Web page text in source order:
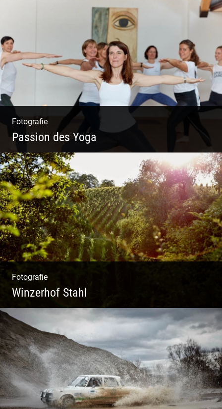
Tierisch lebendiges Shooting
Fotografie
Passion des Yoga
Ein herzliches Team
Fotografie
Winzerhof Stahl
Ganz neu durfte es werden. Alles. Fotos.
Web. Shop.